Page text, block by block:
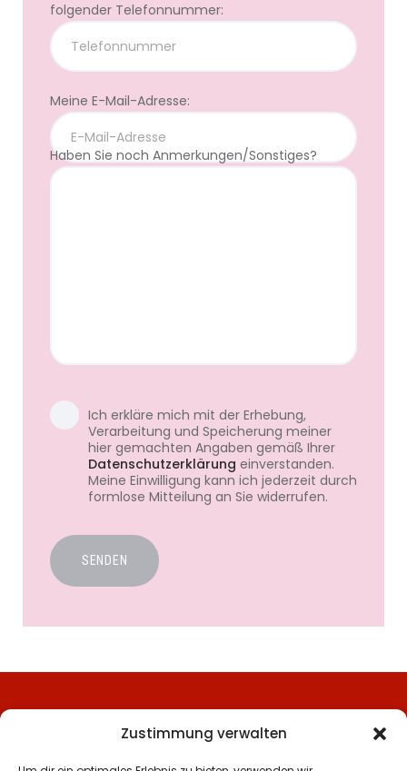
Zustimmung verwalten
folgender Telefonnummer:
Meine E-Mail-Adresse:
Haben Sie noch Anmerkungen/Sonstiges?
Ich erkläre mich mit der Erhebung,
Verarbeitung und Speicherung meiner
hier gemachten Angaben gemäß Ihrer
Datenschutzerklärung einverstanden.
Meine Einwilligung kann ich jederzeit durch
formlose Mitteilung an Sie widerrufen.
SENDEN